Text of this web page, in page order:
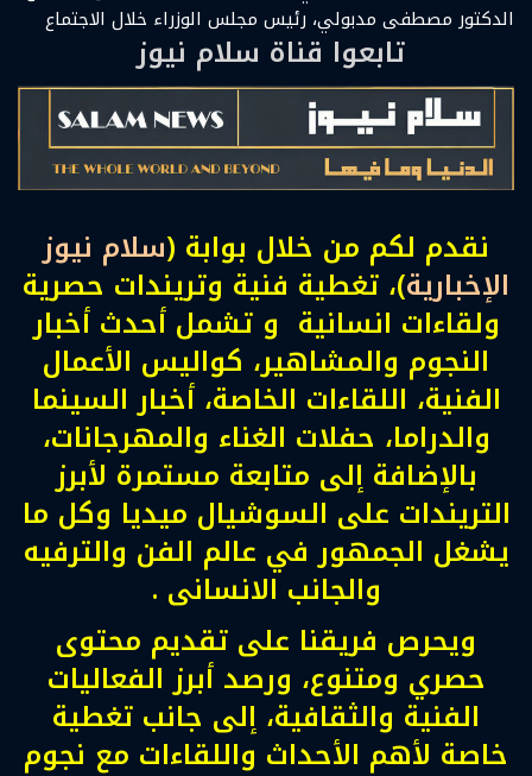
الدكتور مصطفى مدبولي، رئيس مجلس الوزراء خلال الاجتماع
تابعوا قناة سلام نيوز
نقدم لكم من خلال بوابة (سلام نيوز
الإخبارية)، تغطية فنية وتريندات حصرية
ولقاءات انسانية و تشمل أحدث أخبار
النجوم والمشاهير، كواليس الأعمال
الفنية، اللقاءات الخاصة، أخبار السينما
والدراما، حفلات الغناء والمهرجانات،
بالإضافة إلى متابعة مستمرة لأبرز
التريندات على السوشيال ميديا وكل ما
يشغل الجمهور في عالم الفن والترفيه
والجانب الانسانى .
ويحرص فريقنا على تقديم محتوى
حصري ومتنوع، ورصد أبرز الفعاليات
الفنية والثقافية، إلى جانب تغطية
خاصة لأهم الأحداث واللقاءات مع نجوم